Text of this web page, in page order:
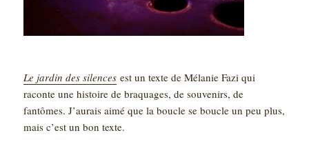
Le jardin des silences est un texte de Mélanie Fazi qui
raconte une histoire de braquages, de souvenirs, de
fantômes. J’aurais aimé que la boucle se boucle un peu plus,
mais c’est un bon texte.